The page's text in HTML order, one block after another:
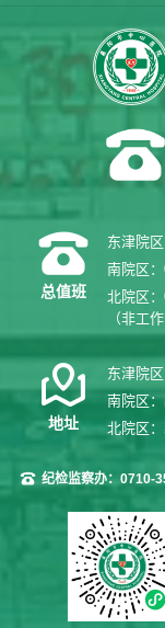
总值班
东津院
南院区
北院区
（非工
地址
东津院
南院区
北院区
纪检监察办：0710-